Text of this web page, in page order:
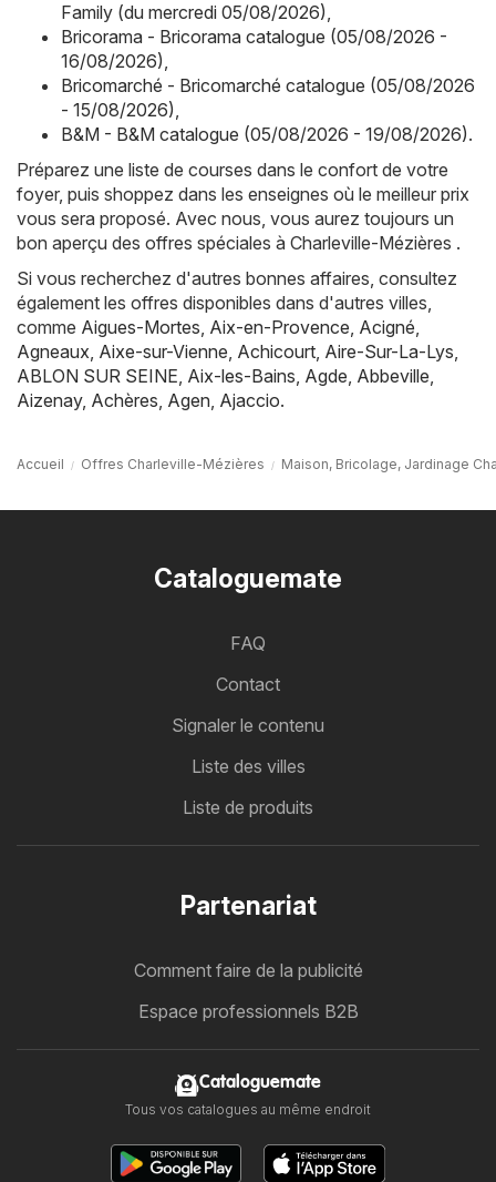
Family (du mercredi 05/08/2026)
Bricorama - Bricorama catalogue (05/08/2026 -
16/08/2026)
Bricomarché - Bricomarché catalogue (05/08/2026
- 15/08/2026)
B&M - B&M catalogue (05/08/2026 - 19/08/2026).
Préparez une liste de courses dans le confort de votre
foyer, puis shoppez dans les enseignes où le meilleur prix
vous sera proposé. Avec nous, vous aurez toujours un
bon aperçu des offres spéciales à Charleville-Mézières .
Si vous recherchez d'autres bonnes affaires, consultez
également les offres disponibles dans d'autres villes,
comme Aigues-Mortes Aix-en-Provence Acigné
Agneaux Aixe-sur-Vienne Achicourt Aire-Sur-La-Lys
ABLON SUR SEINE Aix-les-Bains Agde Abbeville
Aizenay, Achères Agen Ajaccio.
Accueil Offres Charleville-Mézières Maison, Bricolage, Jardinage
Cataloguemate
FAQ
Contact
Signaler le contenu
Liste des villes
Liste de produits
Partenariat
Comment faire de la publicité
Espace professionnels B2B
Cataloguemate
Tous vos catalogues au même endroit